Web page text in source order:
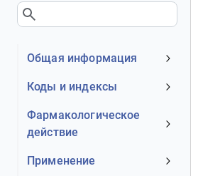
Общая информация
Устаревшее наименование
Номер регистрационного
удостоверения РФ
Действующее вещество
Коды и индексы
АТХ код
МКБ-10 код
Фармакологическое
действие
Механизм действия
Применение